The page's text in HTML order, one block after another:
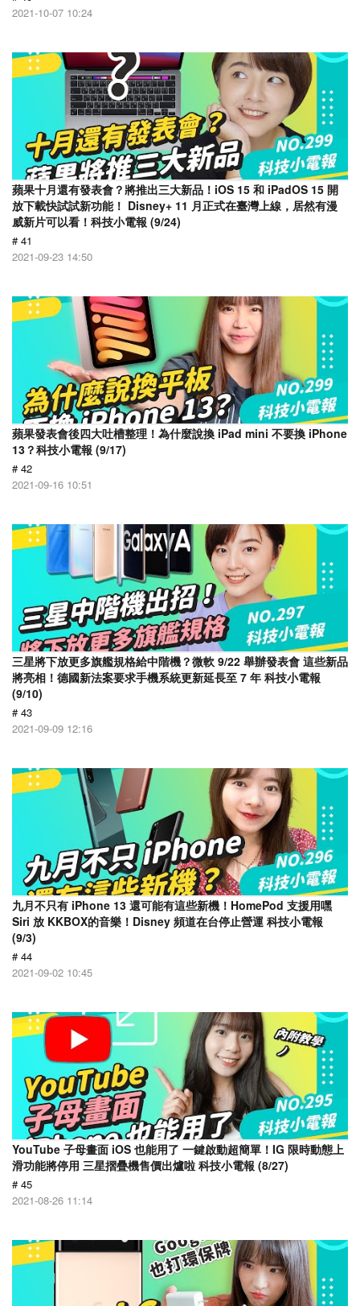
2021-10-07 10:24
蘋果十月還有發表會？將推出三大新品！iOS 15 和 iPadOS 15 開
放下載快試試新功能！ Disney+ 11 月正式在臺灣上線，居然有漫
威新片可以看！科技小電報 (9/24)
# 41
2021-09-23 14:50
蘋果發表會後四大吐槽整理！為什麼說換 iPad mini 不要換 iPhone
13？科技小電報 (9/17)
# 42
2021-09-16 10:51
三星將下放更多旗艦規格給中階機？微軟 9/22 舉辦發表會 這些新品
將亮相！德國新法案要求手機系統更新延長至 7 年 科技小電報
(9/10)
# 43
2021-09-09 12:16
九月不只有 iPhone 13 還可能有這些新機！HomePod 支援用嘿
Siri 放 KKBOX的音樂！Disney 頻道在台停止營運 科技小電報
(9/3)
# 44
2021-09-02 10:45
YouTube 子母畫面 iOS 也能用了 一鍵啟動超簡單！IG 限時動態上
滑功能將停用 三星摺疊機售價出爐啦 科技小電報 (8/27)
# 45
2021-08-26 11:14